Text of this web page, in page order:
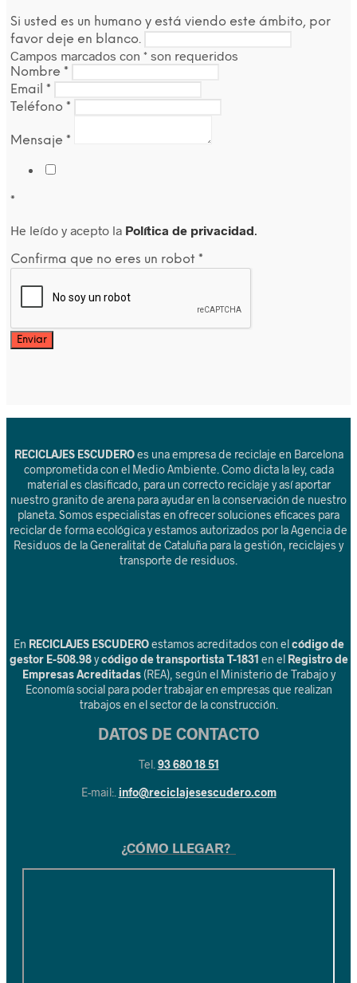
Si usted es un humano y está viendo este ámbito, por
favor deje en blanco.
Campos marcados con * son requeridos
Nombre *
Email *
Teléfono *
Mensaje *
*
He leído y acepto la Política de privacidad.
Confirma que no eres un robot *
RECICLAJES ESCUDEROes una empresa de reciclaje en Barcelona
comprometida con el Medio Ambiente. Como dicta la ley, cada
material es clasificado, para un correcto reciclaje y así aportar
nuestro granito de arena para ayudar en la conservación de nuestro
planeta. Somos especialistas en ofrecer soluciones eficaces para
reciclar de forma ecológica y estamos autorizados por la Agencia de
Residuos de la Generalitat de Cataluña para la gestión, reciclajes y
transporte de residuos.
En RECICLAJES ESCUDEROestamos acreditados con elcódigo de
gestor E-508.98ycódigo de transportista T-1831 en el Registro de
Empresas Acreditadas(REA), según el Ministerio de Trabajo y
Economía social para poder trabajar en empresas que realizan
trabajos en el sector de la construcción.
DATOS DE CONTACTO
Tel. 93 680 18 51
E-mail:. info@reciclajesescudero.com
¿CÓMO LLEGAR?